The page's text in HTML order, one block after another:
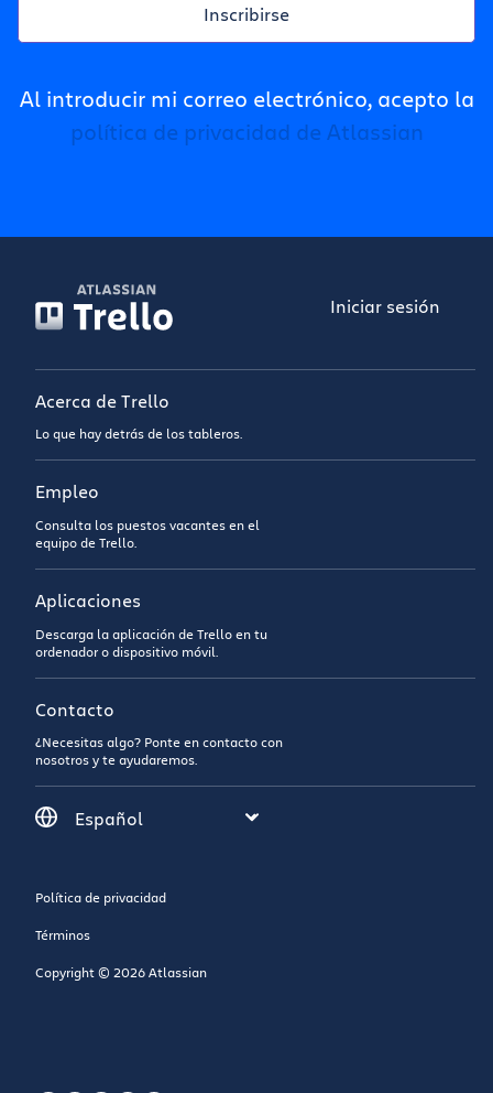
Inscribirse
Al introducir mi correo electrónico, acepto la
política de privacidad de Atlassian
Iniciar sesión
Acerca de Trello
Lo que hay detrás de los tableros.
Empleo
Consulta los puestos vacantes en el
equipo de Trello.
Aplicaciones
Descarga la aplicación de Trello en tu
ordenador o dispositivo móvil.
Contacto
¿Necesitas algo? Ponte en contacto con
nosotros y te ayudaremos.
Política de privacidad
Términos
Copyright © 2026 Atlassian